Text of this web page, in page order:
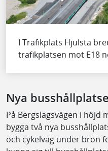
I Trafikplats Hjulsta
trafikplatsen mot E18
Nya
På Bergslagsvägen i höjd
bygga två nya
och cykelväg under bron